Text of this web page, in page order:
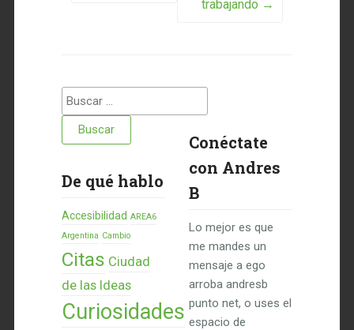
trabajando →
Buscar:
De qué hablo
Accesibilidad AREA6
Argentina Cambio
Citas Ciudad
de las Ideas
Curiosidades
Conéctate
con Andres
B
Lo mejor es que
me mandes un
mensaje a ego
arroba andresb
punto net, o uses el
espacio de